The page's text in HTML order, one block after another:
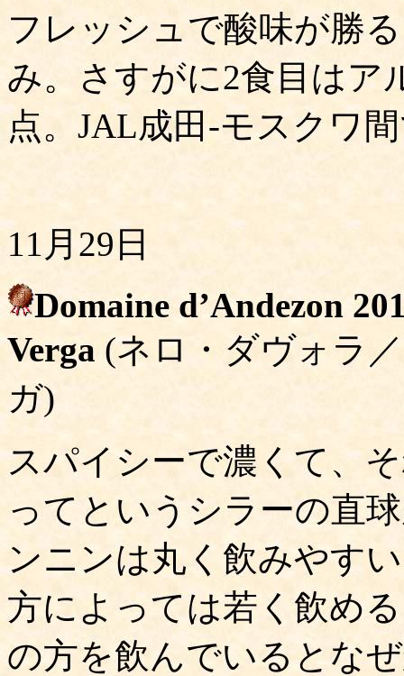
フレッシュで酸味が勝
み。さすがに2食目はア
点。JAL成田-モスクワ
11月29日
Domaine d’Andezon
Verga (ネロ・ダヴォラ
ガ)
スパイシーで濃くて、
ってというシラーの直
ンニンは丸く飲みやす
方によっては若く飲め
の方を飲んでいるとな